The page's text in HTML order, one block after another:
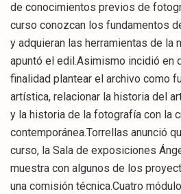
de conocimientos previos de
curso conozcan los fundamentos
y adquieran las herramientas de la
apuntó el edil.Asimismo incidió en
finalidad plantear el archivo como
artística, relacionar la historia del
y la historia de la fotografía con la
contemporánea.Torrellas anunció
curso, la Sala de exposiciones
muestra con algunos de los
una comisión técnica.Cuatro